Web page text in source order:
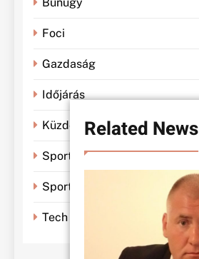
Related News
Bűnügy
Foci
Gazdaság
Időjárás
Küzdősportok
Sportbánya
Sporthírek
Tech